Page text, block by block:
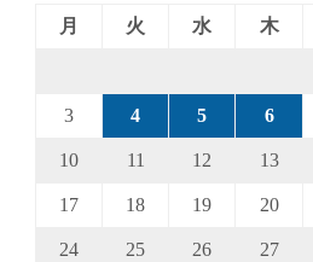
月
火 水 木
3 4 5 6
10 11 12 13
17 18 19 20
24 25 26 27